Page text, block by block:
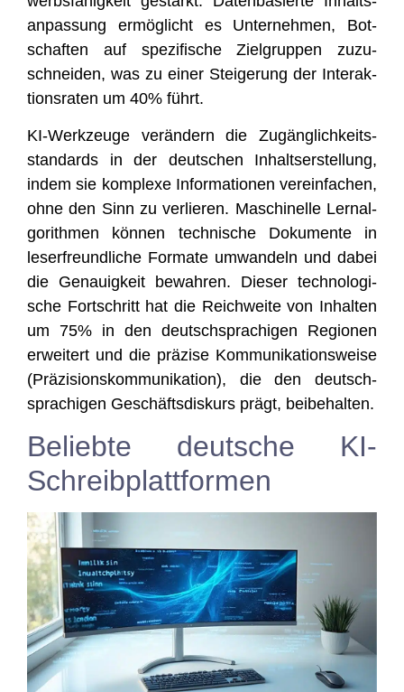
an­pas­sung ermög­licht es Unter­neh­men, Bot­
schaf­ten auf spe­zi­fi­sche Ziel­grup­pen zuzu­
schnei­den, was zu einer Stei­ge­rung der Inter­ak­
ti­ons­ra­ten um 40% führt.
KI-Werk­zeu­ge ver­än­dern die Zugäng­lich­keits­
stan­dards in der deut­schen Inhalts­er­stel­lung,
indem sie kom­ple­xe Infor­ma­tio­nen ver­ein­fa­chen,
ohne den Sinn zu ver­lie­ren. Maschi­nel­le Lern­al­
go­rith­men kön­nen tech­ni­sche Doku­men­te in
leser­freund­li­che For­ma­te umwan­deln und dabei
die Genau­ig­keit bewah­ren. Die­ser tech­no­lo­gi­
sche Fort­schritt hat die Reich­wei­te von Inhal­ten
um 75% in den deutsch­spra­chi­gen Regio­nen
erwei­tert und die prä­zi­se Kom­mu­ni­ka­ti­ons­wei­se
(Prä­zi­si­ons­kom­mu­ni­ka­ti­on), die den deutsch­
spra­chi­gen Geschäfts­dis­kurs prägt, beibehalten.
Beliebte deutsche KI-
Schreibplattformen